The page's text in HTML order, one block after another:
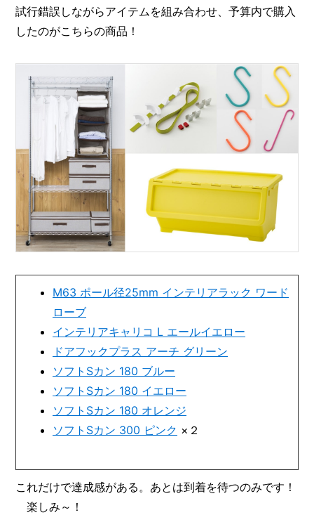
試行錯誤しながらアイテムを組み合わせ、予算内で購入
したのがこちらの商品！
M63 ポール径25mm インテリアラック ワード
ローブ
インテリアキャリコ L エールイエロー
ドアフックプラス アーチ グリーン
ソフトSカン 180 ブルー
ソフトSカン 180 イエロー
ソフトSカン 180 オレンジ
ソフトSカン 300 ピンク ×２
これだけで達成感がある。あとは到着を待つのみです！
楽しみ～！